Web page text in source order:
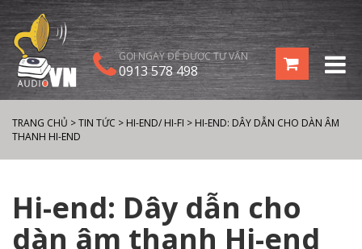
GỌI NGAY ĐỂ ĐƯỢC TƯ VẤN
0913 578 498
TRANG CHỦ >TIN TỨC > HI-END/ HI-FI > HI-END: DÂY DẪN CHO DÀN ÂM
THANH HI-END
Hi-end: Dây dẫn cho
dàn âm thanh Hi-end